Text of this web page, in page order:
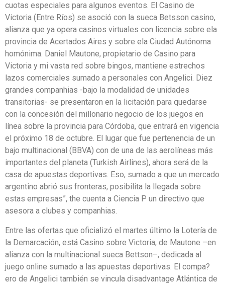
cuotas especiales para algunos eventos. El Casino de
Victoria (Entre Ríos) se asoció con la sueca Betsson casino,
alianza que ya opera casinos virtuales con licencia sobre ela
provincia de Acertados Aires y sobre ela Ciudad Autónoma
homónima. Daniel Mautone, propietario de Casino para
Victoria y mi vasta red sobre bingos, mantiene estrechos
lazos comerciales sumado a personales con Angelici. Diez
grandes companhias -bajo la modalidad de unidades
transitorias- se presentaron en la licitación para quedarse
con la concesión del millonario negocio de los juegos en
línea sobre la provincia para Córdoba, que entrará en vigencia
el próximo 18 de octubre. El lugar que fue pertenencia de un
bajo multinacional (BBVA) con de una de las aerolíneas más
importantes del planeta (Turkish Airlines), ahora será de la
casa de apuestas deportivas. Eso, sumado a que un mercado
argentino abrió sus fronteras, posibilita la llegada sobre
estas empresas”, the cuenta a Ciencia P un directivo que
asesora a clubes y companhias.
Entre las ofertas que oficializó el martes último la Lotería de
la Demarcación, está Casino sobre Victoria, de Mautone –en
alianza con la multinacional sueca Bettson–, dedicada al
juego online sumado a las apuestas deportivas. El compa?
ero de Angelici también se vincula disadvantage Atlántica de